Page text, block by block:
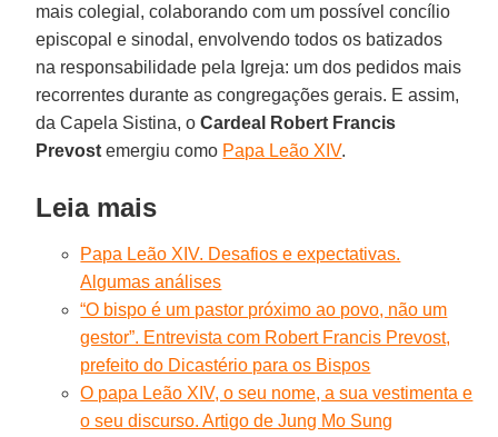
mais colegial, colaborando com um possível concílio
episcopal e sinodal, envolvendo todos os batizados
na responsabilidade pela Igreja: um dos pedidos mais
recorrentes durante as congregações gerais. E assim,
da Capela Sistina, oCardeal Robert Francis
Prevost emergiu como Papa Leão XIV.
Leia mais
Papa Leão XIV. Desafios e expectativas.
Algumas análises
“O bispo é um pastor próximo ao povo, não um
gestor”. Entrevista com Robert Francis Prevost,
prefeito do Dicastério para os Bispos
O papa Leão XIV, o seu nome, a sua vestimenta e
o seu discurso. Artigo de Jung Mo Sung